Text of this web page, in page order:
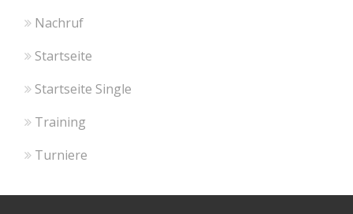
Nachruf
Startseite
Startseite Single
Training
Turniere